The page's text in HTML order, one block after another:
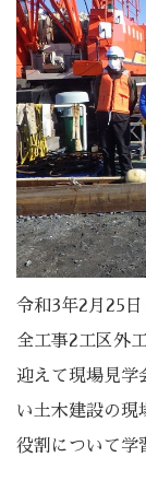
令和3年2月25
全工事2工区外
迎えて現場見学
い土木建設の現
役割について学